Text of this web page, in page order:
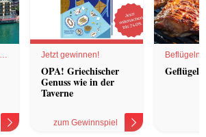
Jetzt gewinnen!
OPA! Griechischer
Genuss wie in der
Taverne
zum Gewinnspiel
Geflügel